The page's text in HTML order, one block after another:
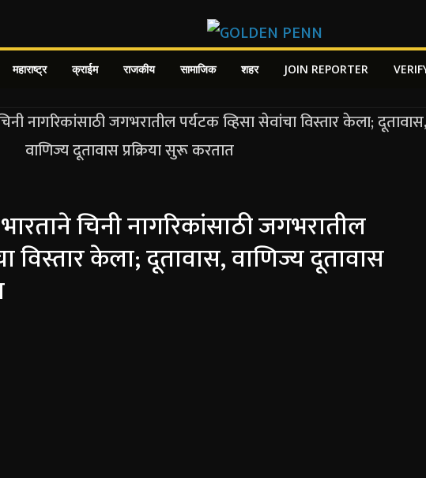
महाराष्ट्र क्राईम राजकीय सामाजिक शहर JOIN REPORTER
चिनी नागरिकांसाठी जगभरातील
विस्तार केला; दूतावास, वाणिज्य दूतावास